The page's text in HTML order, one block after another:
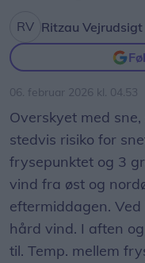
Ritzau Vejrudsigt
06. februar 2026 kl. 04.53
Overskyet med
stedvis risiko for
frysepunktet og 3
vind fra øst og
eftermiddagen.
hård vind. I aften
til. Temp. mellem